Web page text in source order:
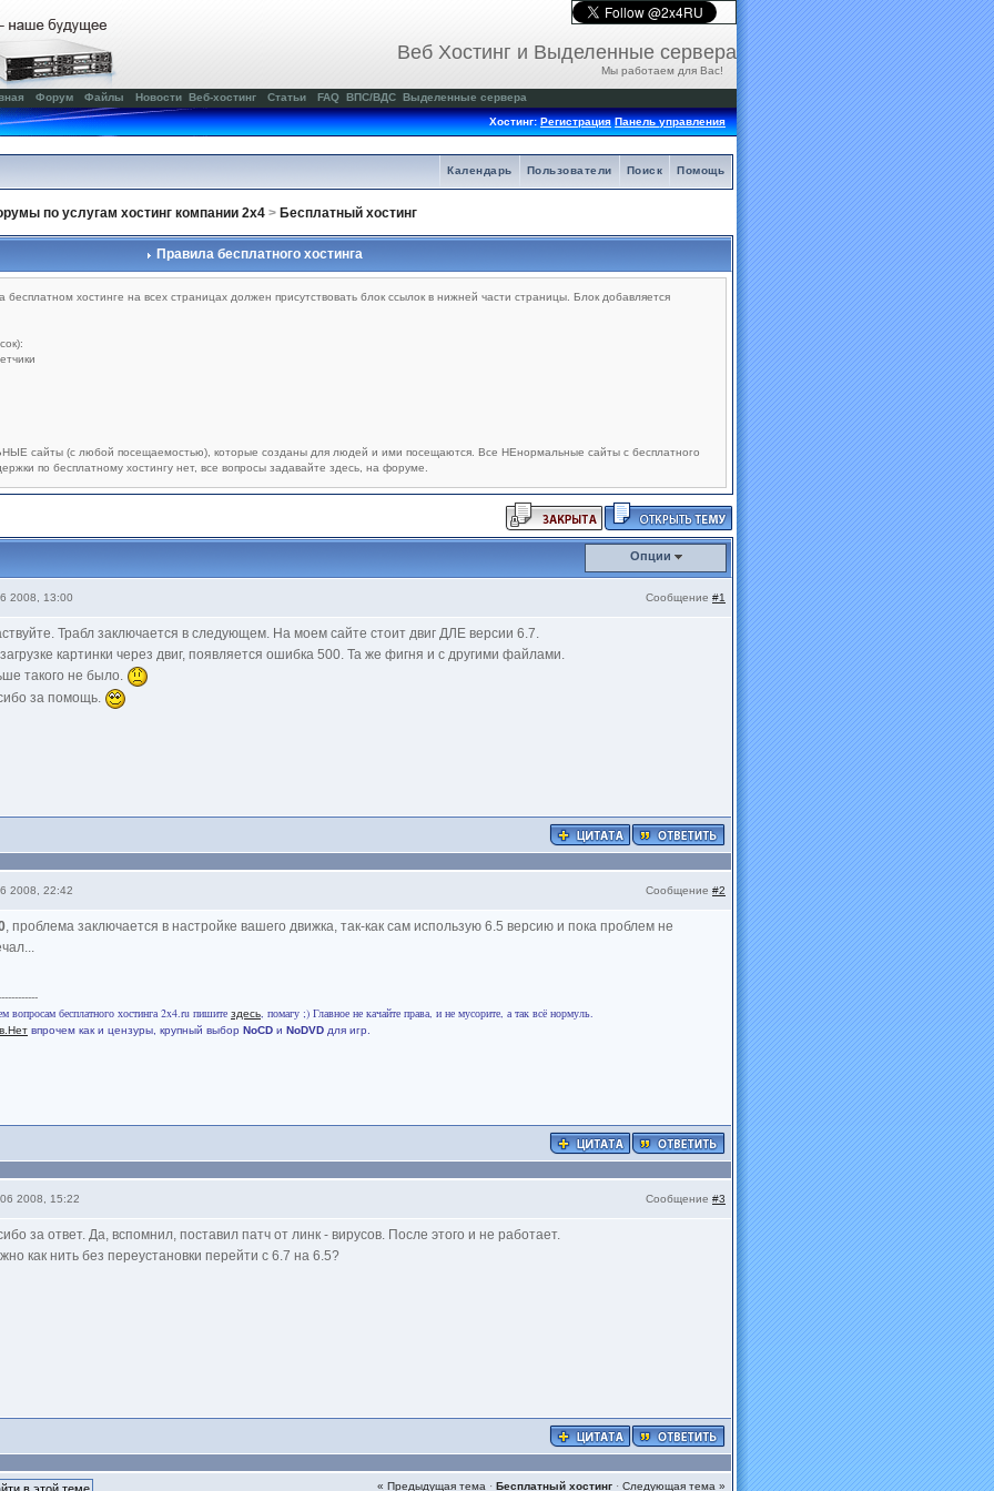
Веб Хостинг и Выделенные сервера
Мы работаем для Вас!
Форум Файлы Новости Веб-хостинг Статьи FAQ ВПС/ВДС Выделенные сервера
Хостинг:Регистрация Панель управления
Помощь
Поиск
Пользователи
Календарь
по услугам хостинг компании 2x4 > Бесплатный хостинг
Правила бесплатного хостинга
хостинге на всех страницах должен присутствовать блок ссылок в нижней части страницы. Блок добавляется
сайты (с любой посещаемостью), которые созданы для людей и ими посещаются. Все НЕнормальные сайты с бесплатного
по бесплатному хостингу нет, все вопросы задавайте здесь, на форуме.
Опции
2008, 13:00 Сообщение #1
Трабл заключается в следующем. На моем сайте стоит двиг ДЛЕ версии 6.7.
картинки через двиг, появляется ошибка 500. Та же фигня и с другими файлами.
такого не было.
за помощь.
2008, 22:42 Сообщение #2
, проблема заключается в настройке вашего движка, так-как сам использую 6.5 версию и пока проблем не
вопросам бесплатного хостинга 2x4.ru пишите здесь, помагу ;) Главное не качайте права, и не мусорите, а так всё нормуль.
впрочем как и цензуры, крупный выбор NoCD и NoDVD для игр.
2008, 15:22 Сообщение #3
за ответ. Да, вспомнил, поставил патч от линк - вирусов. После этого и не работает.
как нить без переустановки перейти с 6.7 на 6.5?
« Предыдущая тема · Бесплатный хостинг · Следующая тема »